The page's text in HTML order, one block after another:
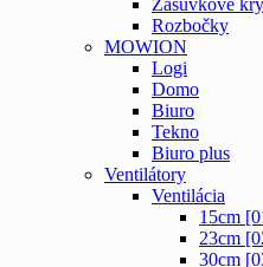
Rozbočky
MOWION
Logi
Domo
Biuro
Tekno
Biuro plus
Ventilátory
Ventilácia
15cm
23cm
30cm